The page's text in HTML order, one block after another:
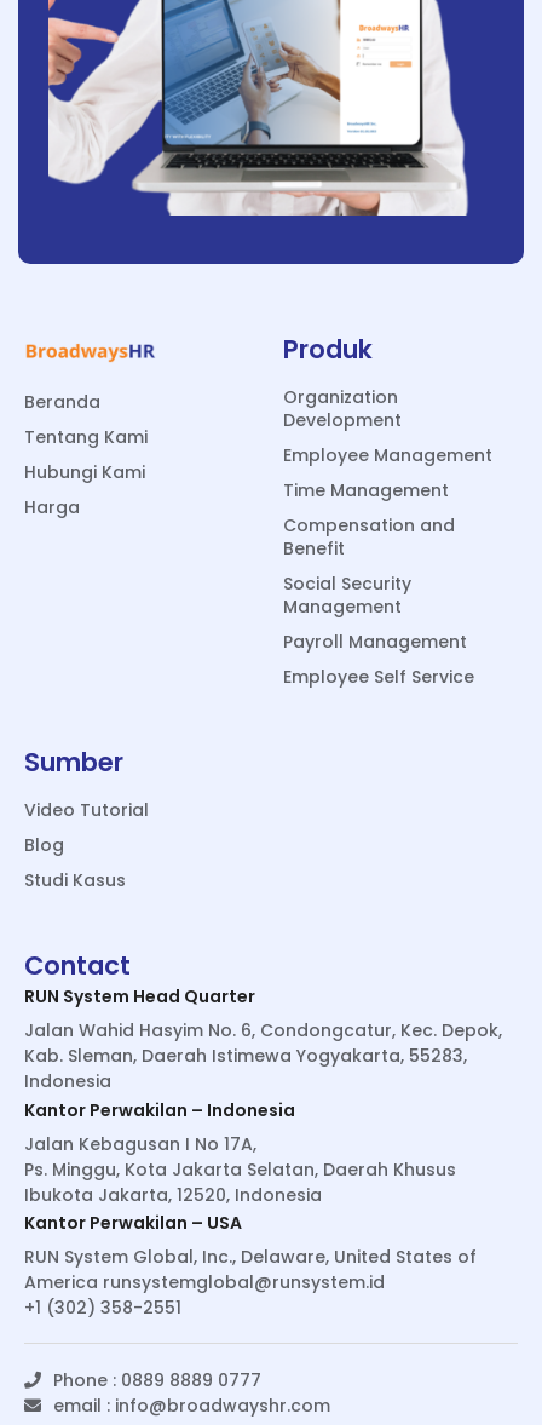
Beranda
Tentang Kami
Hubungi Kami
Harga
Produk
Organization
Development
Employee Management
Time Management
Compensation and
Benefit
Social Security
Management
Payroll Management
Employee Self Service
Sumber
Video Tutorial
Blog
Studi Kasus
Contact
RUN System Head Quarter
Jalan Wahid Hasyim No. 6, Condongcatur, Kec. Depok,
Kab. Sleman, Daerah Istimewa Yogyakarta, 55283,
Indonesia
Kantor Perwakilan – Indonesia
Jalan Kebagusan I No 17A,
Ps. Minggu, Kota Jakarta Selatan, Daerah Khusus
Ibukota Jakarta, 12520, Indonesia
Kantor Perwakilan – USA
RUN System Global, Inc., Delaware, United States of
America runsystemglobal@runsystem.id
+1 (302) 358-2551
Phone : 0889 8889 0777
email : info@broadwayshr.com